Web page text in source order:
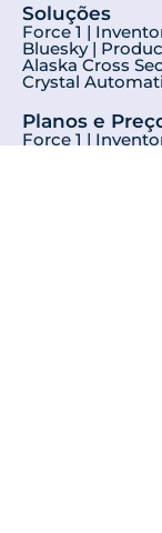
Soluções
Force 1 |
Bluesky |
Alaska Cross
Crystal
Planos e
Force 1 |